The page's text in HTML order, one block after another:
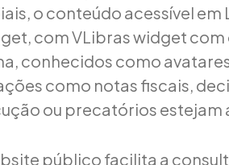
o conteúdo acessível em
com VLibras widget
conhecidos como
como notas fiscais,
ou precatórios estejam
público facilita a